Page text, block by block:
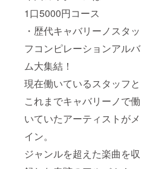
1口5000円コース
・歴代キャバリーノスタッ
フコンピレーションアルバ
ム大集結！
現在働いているスタッフと
これまでキャバリーノで働
いていたアーティストがメ
イン。
ジャンルを超えた楽曲を収